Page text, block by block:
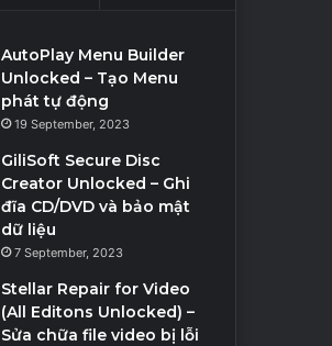
AutoPlay Menu Builder
Unlocked – Tạo Menu
phát tự động
19 September, 2023
GiliSoft Secure Disc
Creator Unlocked – Ghi
đĩa CD/DVD và bảo mật
dữ liệu
7 September, 2023
Stellar Repair for Video
(All Editons Unlocked) –
Sửa chữa file video bị lỗi